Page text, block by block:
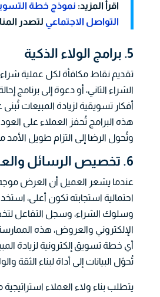
اقرأ المزيد: نموذج خطة
التواصل الاجتماعي لتصدر
5. برامج الولاء الذكية
تقديم نقاط مكافأة لكل عملية
الشراء الثاني، أو دعوة إلى برنامج
أفكار تسويقية لزيادة المبيعات
هذه البرامج تُحفز العملاء على
وتُحول الرضا إلى التزام طويل الأمد
6. تخصيص الرسائل والعروض
عندما يشعر العميل أن العرض
احتمالية استجابته تكون أعلى،
وسلوك الشراء، وسجل التفاعل
الإلكتروني والعروض، هذه
أي خطة تسويق إلكترونية لزيادة
تُحوّل البيانات إلى أداة لبناء الثقة
يتطلب بناء ولاء العملاء